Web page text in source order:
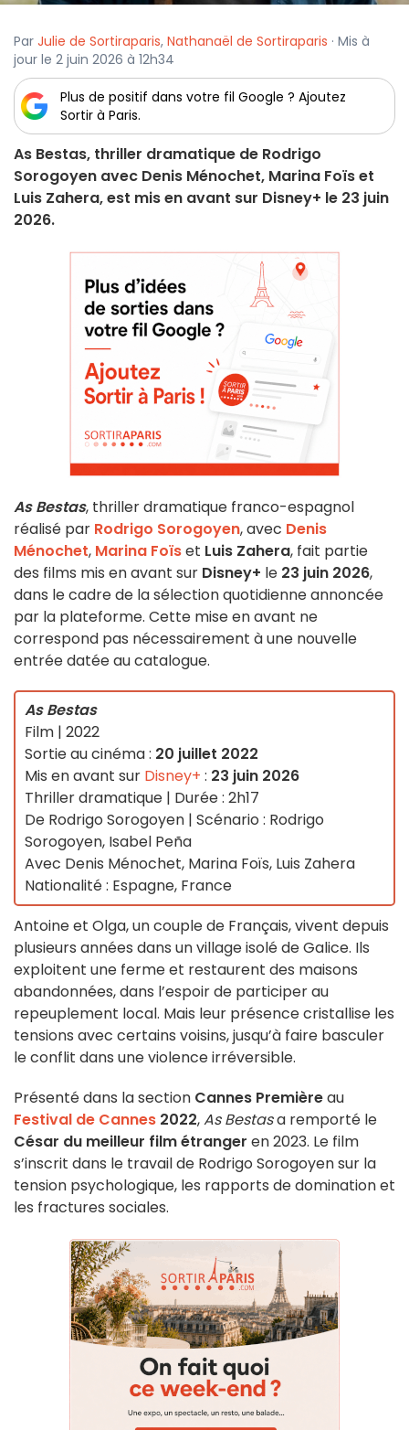
Par Julie de Sortiraparis, Nathanaël de Sortiraparis · Mis à
jour le 2 juin 2026 à 12h34
Plus de positif dans votre fil Google ? Ajoutez
Sortir à Paris.
As Bestas, thriller dramatique de Rodrigo
Sorogoyen avec Denis Ménochet, Marina Foïs et
Luis Zahera, est mis en avant sur Disney+ le 23 juin
2026.
As Bestas, thriller dramatique franco-espagnol
réalisé par Rodrigo Sorogoyen, avec Denis
Ménochet, Marina Foïset Luis Zahera, fait partie
des films mis en avant sur Disney+ le 23 juin 2026,
dans le cadre de la sélection quotidienne annoncée
par la plateforme. Cette mise en avant ne
correspond pas nécessairement à une nouvelle
entrée datée au catalogue.
As Bestas
Film | 2022
Sortie au cinéma : 20 juillet 2022
Mis en avant sur Disney+ : 23 juin 2026
Thriller dramatique | Durée : 2h17
De Rodrigo Sorogoyen | Scénario : Rodrigo
Sorogoyen, Isabel Peña
Avec Denis Ménochet, Marina Foïs, Luis Zahera
Nationalité : Espagne, France
Antoine et Olga, un couple de Français, vivent depuis
plusieurs années dans un village isolé de Galice. Ils
exploitent une ferme et restaurent des maisons
abandonnées, dans l’espoir de participer au
repeuplement local. Mais leur présence cristallise les
tensions avec certains voisins, jusqu’à faire basculer
le conflit dans une violence irréversible.
Présenté dans la section Cannes Premièreau
Festival de Cannes 2022,As Bestasa remporté le
César du meilleur film étranger en 2023. Le film
s’inscrit dans le travail de Rodrigo Sorogoyen sur la
tension psychologique, les rapports de domination et
les fractures sociales.